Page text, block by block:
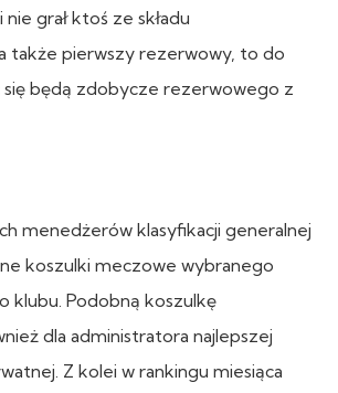
grał ktoś ze składu
także pierwszy rezerwowy, to do
się będą zdobycze rezerwowego z
menedżerów klasyfikacji generalnej
koszulki meczowe wybranego
klubu. Podobną koszulkę
dla administratora najlepszej
Z kolei w rankingu miesiąca